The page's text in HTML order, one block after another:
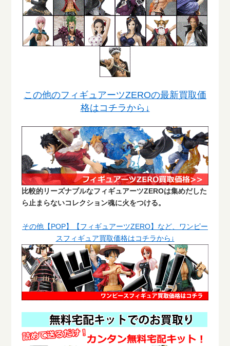
この他のフィギュアーツZEROの最新買取価
格はコチラから↓
比較的リーズナブルなフィギュアーツZEROは集めだした
ら止まらないコレクション魂に火をつける。
その他【POP】【フィギュアーツZERO】など、ワンピー
スフィギュア買取価格はコチラから↓